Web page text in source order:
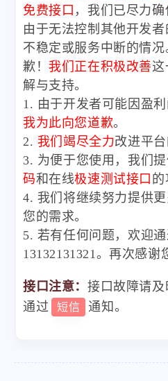
免费接口 ，我们已尽力
由于无法控制其他开发
不稳定或服务中断的情
歉！ 我们正在积极改善这
解与支持。
1. 由于开发者可能因盈利
我为此向您道歉。
2. 我们竭尽全力改进平台
3. 为便于您使用，我们
码和在线极速测试接口 的
4. 我们将继续努力提供更
您的需求。
5. 若有任何问题，欢迎通
13132131321。再次感谢
接口注意： 接口故障请及
通过
短信 通知。